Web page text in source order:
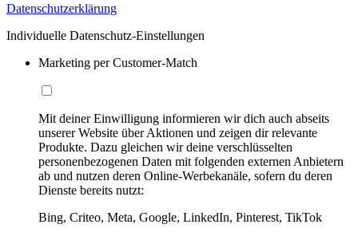
Datenschutzerklärung
Individuelle Datenschutz-Einstellungen
Marketing per Customer-Match
Mit deiner Einwilligung informieren wir dich auch abseits
unserer Website über Aktionen und zeigen dir relevante
Produkte. Dazu gleichen wir deine verschlüsselten
personenbezogenen Daten mit folgenden externen Anbietern
ab und nutzen deren Online-Werbekanäle, sofern du deren
Dienste bereits nutzt:
Bing, Criteo, Meta, Google, LinkedIn, Pinterest, TikTok